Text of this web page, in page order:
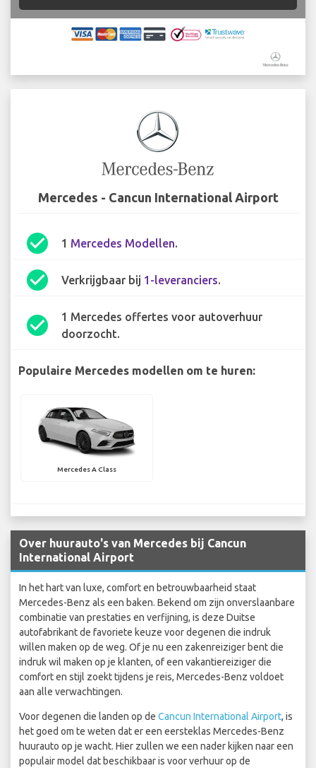
Mercedes - Cancun International Airport
check_circle 1 Mercedes Modellen.
check_circle Verkrijgbaar bij 1-leveranciers.
check_circle
1 Mercedes offertes voor autoverhuur
doorzocht.
Populaire Mercedes modellen om te huren:
Mercedes A Class
Over huurauto's van Mercedes bij Cancun
International Airport
In het hart van luxe, comfort en betrouwbaarheid staat
Mercedes-Benz als een baken. Bekend om zijn onverslaanbare
combinatie van prestaties en verfijning, is deze Duitse
autofabrikant de favoriete keuze voor degenen die indruk
willen maken op de weg. Of je nu een zakenreiziger bent die
indruk wil maken op je klanten, of een vakantiereiziger die
comfort en stijl zoekt tijdens je reis, Mercedes-Benz voldoet
aan alle verwachtingen.
Voor degenen die landen op de Cancun International Airport, is
het goed om te weten dat er een eersteklas Mercedes-Benz
huurauto op je wacht. Hier zullen we een nader kijken naar een
populair model dat beschikbaar is voor verhuur op de